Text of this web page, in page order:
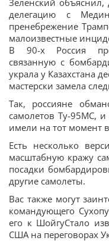
Зеленский
делегацию с
пренебрежение
малоизвестные
В 90-х Россия
связанную с
украла у Казахстана
мастерски замела
Так, россияне
самолетов Ту-95МС,
имели на тот момент
Есть несколько
масштабную кражу
посадки
другие самолеты.
Вас также могут
командующего
его к ШойгуСтало
США на переговорах